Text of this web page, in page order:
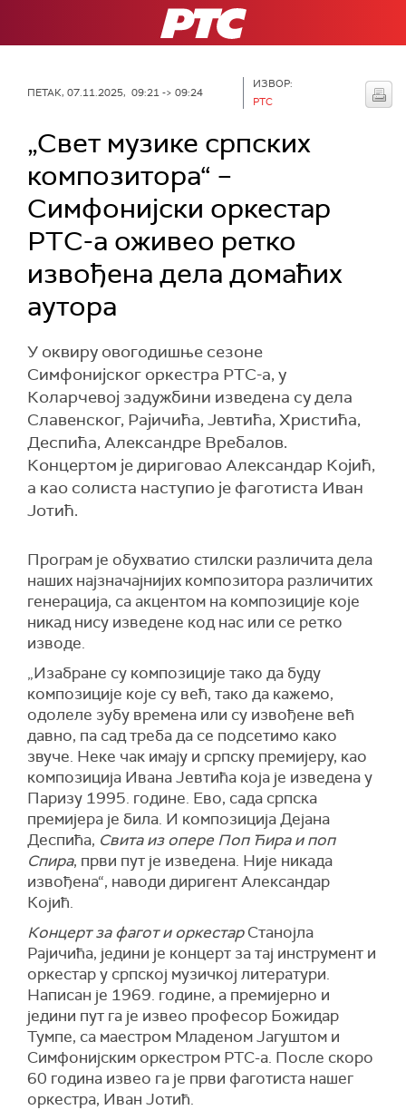
РТС
ПЕТАК, 07.11.2025, 09:21 -> 09:24
ИЗВОР:
РТС
„Свет музике српских
композитора“ –
Симфонијски оркестар
РТС-а оживео ретко
извођена дела домаћих
аутора
У оквиру овогодишње сезоне
Симфонијског оркестра РТС-а, у
Коларчевој задужбини изведена су дела
Славенског, Рајичића, Јевтића, Христића,
Деспића, Александре Вребалов.
Концертом је дириговао Александар Којић,
а као солиста наступио је фаготиста Иван
Јотић.
Програм је обухватио стилски различита дела
наших најзначајнијих композитора различитих
генерација, са акцентом на композиције које
никад нису изведене код нас или се ретко
изводе.
„Изабране су композиције тако да буду
композиције које су већ, тако да кажемо,
одолеле зубу времена или су извођене већ
давно, па сад треба да се подсетимо како
звуче. Неке чак имају и српску премијеру, као
композиција Ивана Јевтића која је изведена у
Паризу 1995. године. Ево, сада српска
премијера је била. И композиција Дејана
Деспића, Свита из опере Поп Ћира и поп
Спира, први пут је изведена. Није никада
извођена“, наводи диригент Александар
Којић.
Концерт за фагот и оркестарСтанојла
Рајичића, једини је концерт за тај инструмент и
оркестар у српској музичкој литератури.
Написан је 1969. године, а премијерно и
једини пут га је извео професор Божидар
Тумпе, са маестром Младеном Јагуштом и
Симфонијским оркестром РТС-а. После скоро
60 година извео га је први фаготиста нашег
оркестра, Иван Јотић.